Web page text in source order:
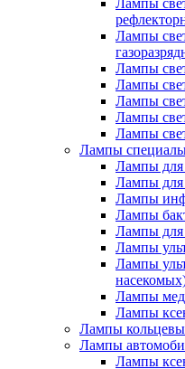
Лампы
Лампы
Лампы
Лампы
Лампы
Лампы
Лампы
Лампы
Лампы для
Лампы для
Лампы
Лампы
Лампы для
Лампы
Лампы
Лампы
Лампы
Лампы
Лампы
Лампы